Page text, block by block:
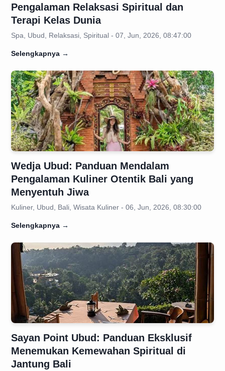
Pengalaman Relaksasi Spiritual dan
Terapi Kelas Dunia
Spa, Ubud, Relaksasi, Spiritual - 07, Jun, 2026, 08:47:00
Selengkapnya →
Wedja Ubud: Panduan Mendalam
Pengalaman Kuliner Otentik Bali yang
Menyentuh Jiwa
Kuliner, Ubud, Bali, Wisata Kuliner - 06, Jun, 2026, 08:30:00
Selengkapnya →
Sayan Point Ubud: Panduan Eksklusif
Menemukan Kemewahan Spiritual di
Jantung Bali